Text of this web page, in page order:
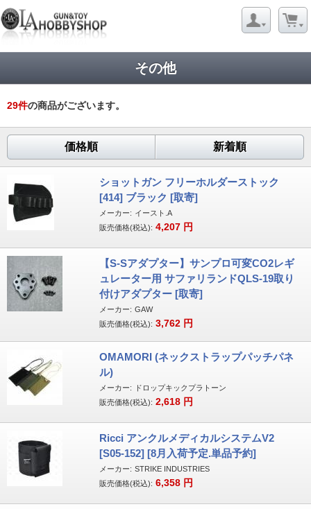
その他
29件の商品がございます。
価格順 新着順
ショットガン フリーホルダーストック
[414] ブラック [取寄]
メーカー: イースト.A
販売価格(税込): 4,207 円
【S-Sアダプター】サンプロ可変CO2レギ
ュレーター用 サファリランドQLS-19取り
付けアダプター [取寄]
メーカー: GAW
販売価格(税込): 3,762 円
OMAMORI (ネックストラップパッチパネ
ル)
メーカー:
ドロップキックプラトーン
販売価格(税込): 2,618 円
Ricci アンクルメディカルシステムV2
[S05-152] [8月入荷予定.単品予約]
メーカー: STRIKE INDUSTRIES
販売価格(税込): 6,358 円